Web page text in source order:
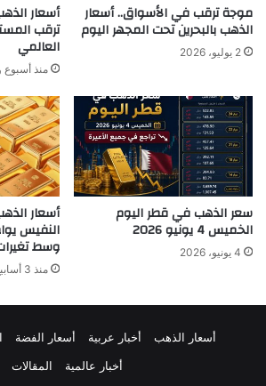
موجة ترقب في الأسواق.. أسعار
الذهب بالبحرين تحت المجهر اليوم
2 يوليو، 2026
أسعار
ترقب
العالمي
منذ أسبوع
سعر الذهب في قطر اليوم
الخميس 4 يونيو 2026
4 يونيو، 2026
أسعار
النفيس
وسط
منذ 3 أسابيع
أسعار الذهب أخبار عربية أسعار الفضة
أخبار عالمية
المقالات